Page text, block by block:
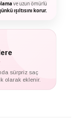
ve uzun ömürlü
ışıltısını korur.
sürpriz saç
olarak eklenir.